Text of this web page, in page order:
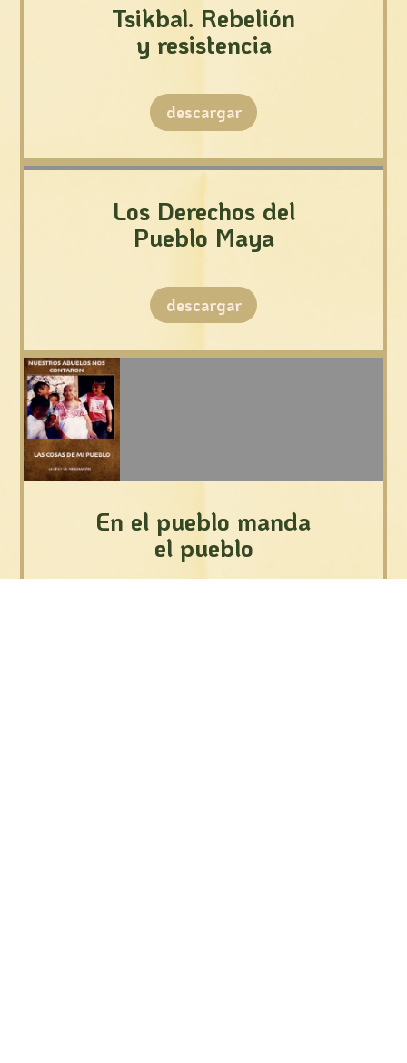
Tsikbal. Rebelión
y resistencia
descargar
Los Derechos del
Pueblo Maya
descargar
En el pueblo manda
el pueblo